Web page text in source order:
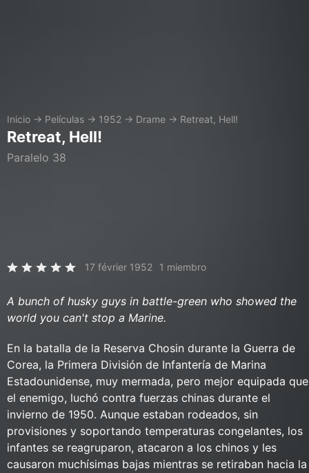
Inicio → Películas → 1952 → Drame → Retreat, Hell!
Retreat, Hell!
Paralelo 38
17 février 1952 1 miembro
A bunch of husky guys in battle-green who showed the
world you can't stop a Marine.
En la batalla de la Reserva Chosin durante la Guerra de
Corea, la Primera División de Infantería de Marina
Estadounidense, muy mermada, pero mejor equipada que
el enemigo, luchó contra fuerzas chinas durante el
invierno de 1950. Aunque estaban rodeados, sin
provisiones y soportando temperaturas congelantes, los
infantes se reagruparon, atacaron a los chinos y les
causaron muchísimas bajas mientras se retiraban hacia la